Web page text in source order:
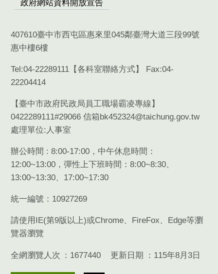
政府網站資料開放宣告
407610臺中市西屯區惠來里045鄰臺灣大道三段99號
惠中樓6樓
Tel:04-22289111【各科室聯絡方式】 Fax:04-
22204414
【臺中市政府民政局員工職場霸凌專線】
0422289111#29066 信箱bk452324@taichung.gov.tw
處理單位:人事室
辦公時間 : 8:00-17:00，中午休息時間：
12:00~13:00，彈性上下班時間：8:00~8:30、
13:00~13:30、17:00~17:30
統一編號：10927269
請使用 IE(第9版以上)或Chrome、 FireFox、 Edge等瀏
覽器瀏覽
全網瀏覽人次 1677440 更新日期 115年8月3日